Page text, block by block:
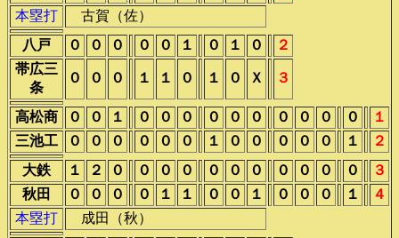
本塁打
古賀（佐）
八戸
０ ０ ０ ０ ０ １ ０ １ ０
２
帯広三
条
０ ０ ０ １ １ ０ １ ０ Ｘ ３
高松商 ０ ０ １ ０ ０ ０ ０ ０ ０ ０ ０ ０ ０
１
三池工
０ ０ ０ ０ ０ ０ １ ０ ０ ０ ０ ０ １
２
大鉄
１ ２ ０ ０ ０ ０ ０ ０ ０ ０ ０ ０ ０
３
秋田
０ ０ ０ ０ １ １ ０ ０ １ ０ ０ ０ １
４
本塁打
成田（秋）